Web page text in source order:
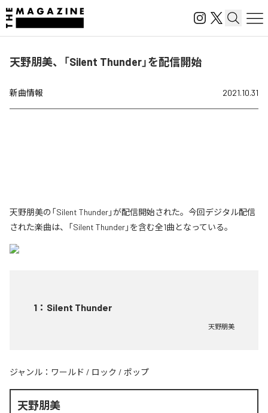
天野朋美、「Silent Thunder」を配信開始
新曲情報 2021.10.31
天野朋美の「Silent Thunder」が配信開始された。今回デジタル配信
された楽曲は、「Silent Thunder」を含む全1曲となっている。
1 ： Silent Thunder
天野朋美
ジャンル： ワールド / ロック / ポップ
天野朋美